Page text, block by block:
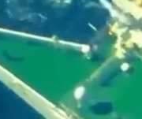
asumió el cargo de
capturaran a
en el caos.
órdenes de Washington
nuestras
petroleros en la